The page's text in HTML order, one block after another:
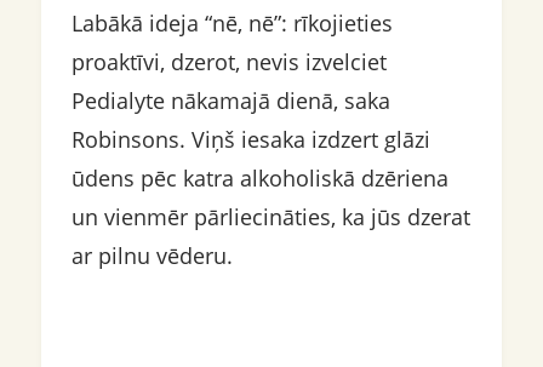
Labākā ideja “nē, nē”: rīkojieties
proaktīvi, dzerot, nevis izvelciet
Pedialyte nākamajā dienā, saka
Robinsons. Viņš iesaka izdzert glāzi
ūdens pēc katra alkoholiskā dzēriena
un vienmēr pārliecināties, ka jūs dzerat
ar pilnu vēderu.